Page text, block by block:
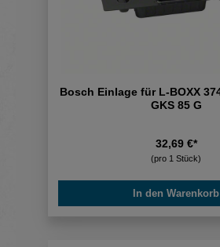
Bosch Einlage für L-BOXX
GKS 85 G
32,69 €*
(pro 1 Stück)
In den Warenkorb